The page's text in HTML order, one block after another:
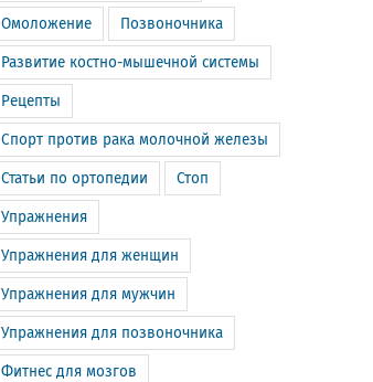
Омоложение Позвоночника
Развитие костно-мышечной системы
Рецепты
Спорт против рака молочной железы
Статьи по ортопедии Стоп
Упражнения
Упражнения для женщин
Упражнения для мужчин
Упражнения для позвоночника
Фитнес для мозгов